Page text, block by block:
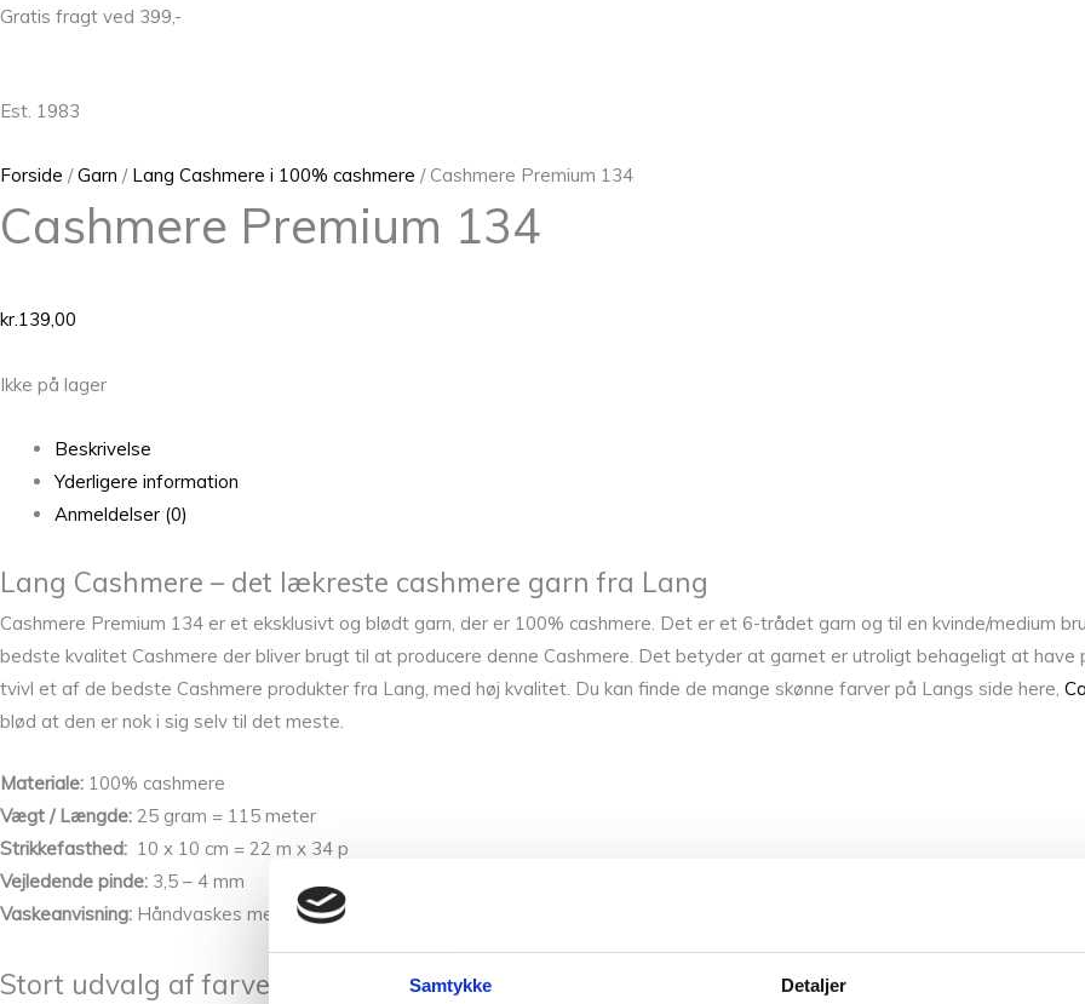
Samtykke Detaljer
Gratis fragt ved 399,-
Est. 1983
Forside /Garn / Lang Cashmere i 100% cashmere / Cashmere Premium 134
Cashmere Premium 134
kr.139,00
Ikke på lager
Beskrivelse
Yderligere information
Anmeldelser (0)
Lang Cashmere – det lækreste cashmere garn fra Lang
Cashmere Premium 134 er et eksklusivt og blødt garn, der er 100% cashmere. Det er et 6-trådet garn og til en kvinde/medium
bedste kvalitet Cashmere der bliver brugt til at producere denne Cashmere. Det betyder at garnet er utroligt behageligt at
tvivl et af de bedste Cashmere produkter fra Lang, med høj kvalitet. Du kan finde de mange skønne farver på Langs side here,
blød at den er nok i sig selv til det meste.
Materiale: 100% cashmere
Vægt / Længde: 25 gram = 115 meter
Strikkefasthed: 10 x 10 cm = 22 m x 34 p
Vejledende pinde: 3,5 – 4 mm
Vaskeanvisning: Håndvaskes med uldvaskemiddel
Stort udvalg af farver hos Tante Grøn CPH